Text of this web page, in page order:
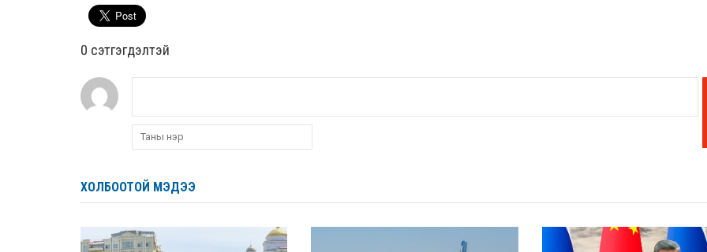
0 cэтгэгдэлтэй
ХОЛБООТОЙ МЭДЭЭ